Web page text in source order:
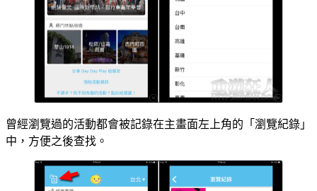
曾經瀏覽過的活動都會被記錄在主畫面左上角的「瀏覽紀錄」
中，方便之後查找。